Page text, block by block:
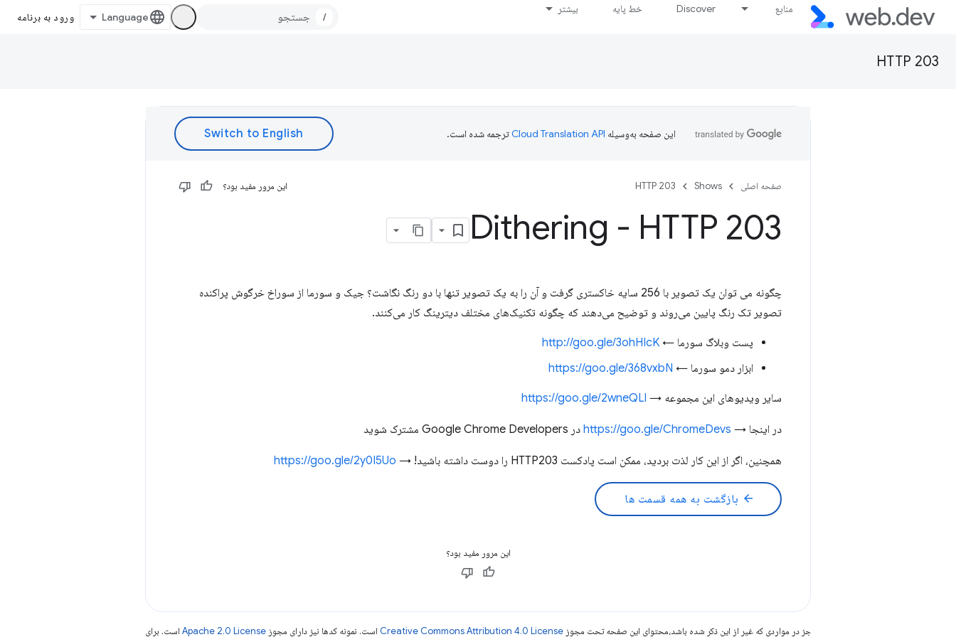
منابع Discover خط پایه بیشتر
/ ورود به برنامه
HTTP 203
این صفحه به‌وسیله ترجمه شده است.
صفحه اصلی Shows
HTTP 203 این مرور مفید بود؟
Dithering - HTTP 203
چگونه می توان یک تصویر با 256 سایه خاکستری گرفت و آن را به یک تصویر تنها با دو رنگ نگاشت؟ جیک و سورما از سوراخ خرگوش پراکنده
تصویر تک رنگ پایین می‌روند و توضیح می‌دهند که چگونه تکنیک‌های مختلف دیترینگ کار می‌کنند.
پست وبلاگ سورما ← http://goo.gle/3ohHIcK
ابزار دمو سورما ← https://goo.gle/368vxbN
سایر ویدیوهای این مجموعه → https://goo.gle/2wneQLl
در اینجا → https://goo.gle/ChromeDevs در Google Chrome Developers مشترک شوید
همچنین، اگر از این کار لذت بردید، ممکن است پادکست HTTP203 را دوست داشته باشید! → https://goo.gle/2y0I5Uo
arrow_back بازگشت به همه قسمت ها
این مرور مفید بود؟
جز در مواردی که غیر از این ذکر شده باشد،‌محتوای این صفحه تحت مجوز Creative Commons Attribution 4.0 License است. نمونه کدها نیز دارای مجوز Apache 2.0 License است. برای